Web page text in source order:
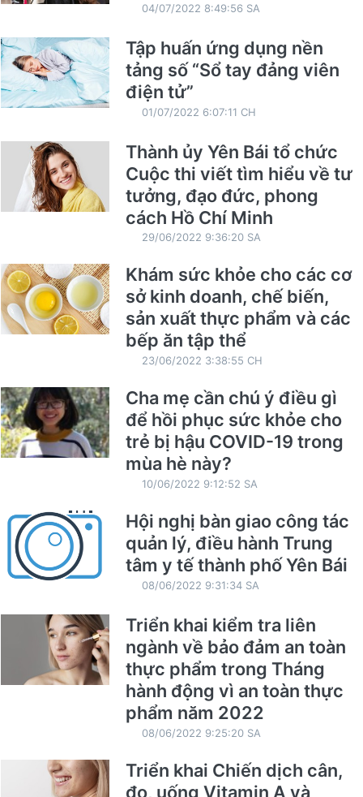
04/07/2022 8:49:56 SA
Tập huấn ứng dụng nền
tảng số “Sổ tay đảng viên
điện tử”
01/07/2022 6:07:11 CH
Thành ủy Yên Bái tổ chức
Cuộc thi viết tìm hiểu về tư
tưởng, đạo đức, phong
cách Hồ Chí Minh
29/06/2022 9:36:20 SA
Khám sức khỏe cho các cơ
sở kinh doanh, chế biến,
sản xuất thực phẩm và các
bếp ăn tập thể
23/06/2022 3:38:55 CH
Cha mẹ cần chú ý điều gì
để hồi phục sức khỏe cho
trẻ bị hậu COVID-19 trong
mùa hè này?
10/06/2022 9:12:52 SA
Hội nghị bàn giao công tác
quản lý, điều hành Trung
tâm y tế thành phố Yên Bái
08/06/2022 9:31:34 SA
Triển khai kiểm tra liên
ngành về bảo đảm an toàn
thực phẩm trong Tháng
hành động vì an toàn thực
phẩm năm 2022
08/06/2022 9:25:20 SA
Triển khai Chiến dịch cân,
đo, uống Vitamin A và